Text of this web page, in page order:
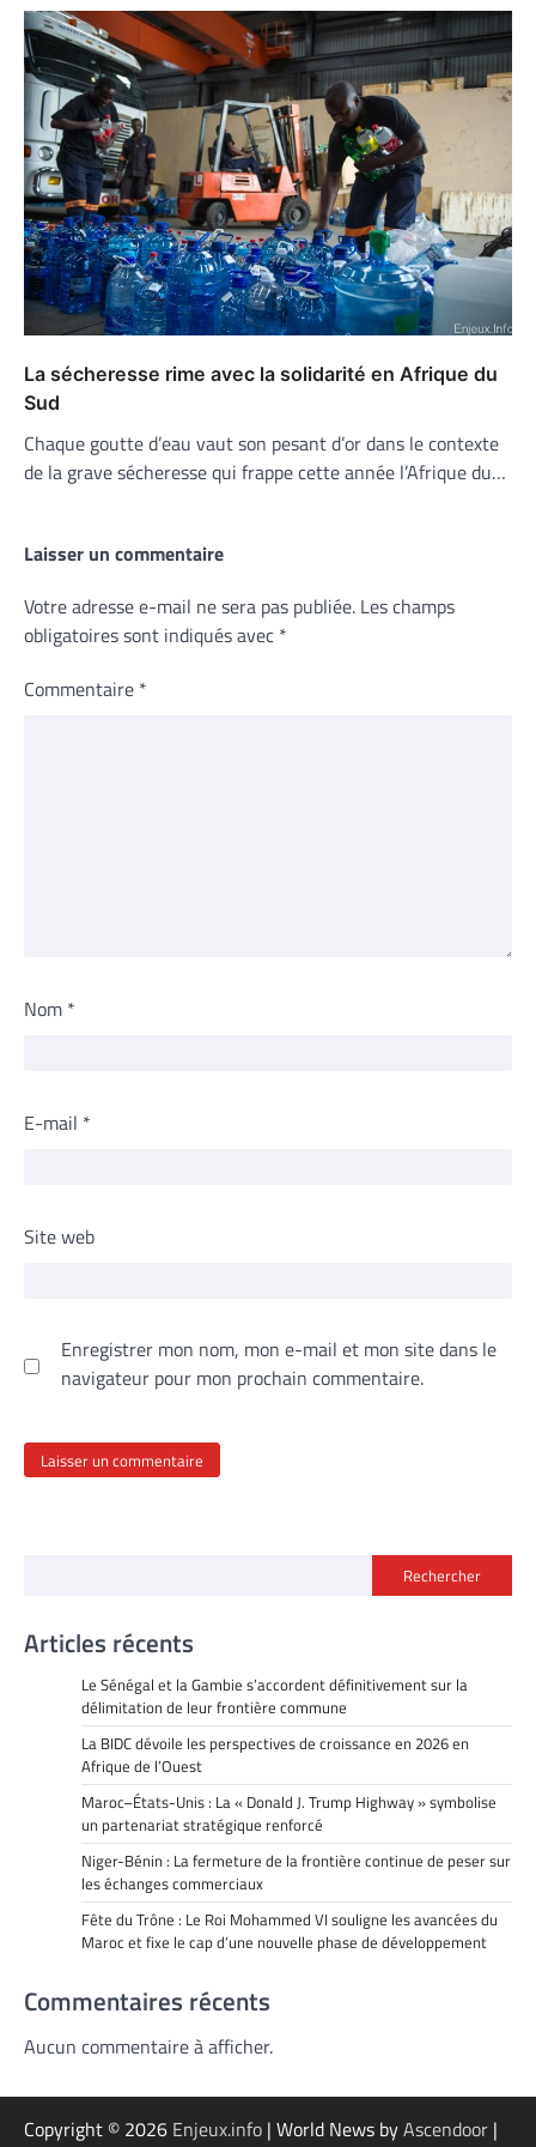
La sécheresse rime avec la solidarité en Afrique du
Sud
Chaque goutte d’eau vaut son pesant d’or dans le contexte
de la grave sécheresse qui frappe cette année l’Afrique du…
Laisser un commentaire
Votre adresse e-mail ne sera pas publiée. Les champs
obligatoires sont indiqués avec *
Commentaire *
Nom *
E-mail *
Site web
Enregistrer mon nom, mon e-mail et mon site dans le
navigateur pour mon prochain commentaire.
Rechercher
Articles récents
Le Sénégal et la Gambie s’accordent définitivement sur la
délimitation de leur frontière commune
La BIDC dévoile les perspectives de croissance en 2026 en
Afrique de l’Ouest
Maroc–États-Unis : La « Donald J. Trump Highway » symbolise
un partenariat stratégique renforcé
Niger-Bénin : La fermeture de la frontière continue de peser sur
les échanges commerciaux
Fête du Trône : Le Roi Mohammed VI souligne les avancées du
Maroc et fixe le cap d’une nouvelle phase de développement
Commentaires récents
Aucun commentaire à afficher.
Copyright © 2026 Enjeux.info | World News byAscendoor |